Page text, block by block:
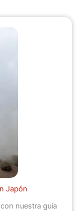
Japón
nuestra guía